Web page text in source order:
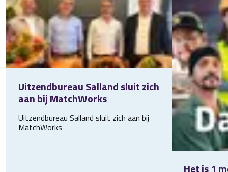
Uitzendbureau Salland sluit zich
aan bij MatchWorks
Uitzendbureau Salland sluit zich aan bij
MatchWorks
Het is 1